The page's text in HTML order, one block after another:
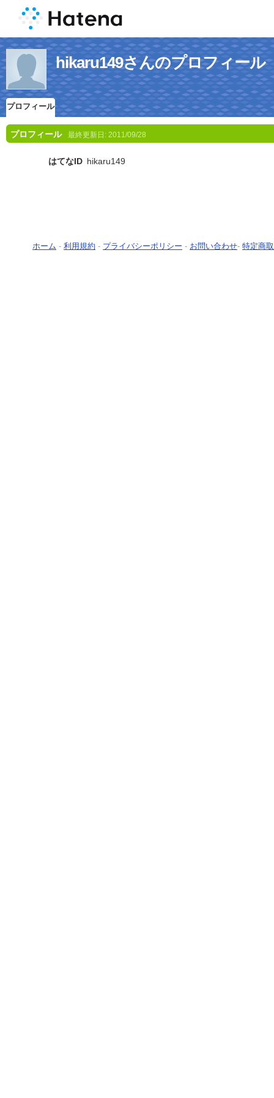
hikaru149さんのプロフィール
プロフィール
プロフィール 最終更新日: 2011/09/28
はてなID hikaru149
ホーム - 利用規約 - プライバシーポリシー - お問い合わせ- 特定商